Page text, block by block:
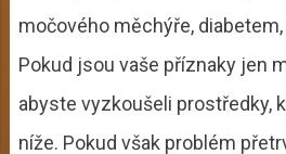
močového měchýře,
Pokud jsou vaše příznaky jen
abyste vyzkoušeli prostředky,
níže. Pokud však problém